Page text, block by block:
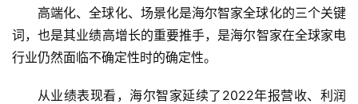
高端化、全球化、场景化是海尔智家全球化的三个关键
词，也是其业绩高增长的重要推手，是海尔智家在全球家电
行业仍然面临不确定性时的确定性。
从业绩表现看，海尔智家延续了2022年报营收、利润